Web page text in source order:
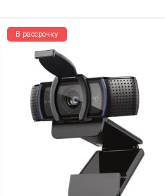
В рассрочку